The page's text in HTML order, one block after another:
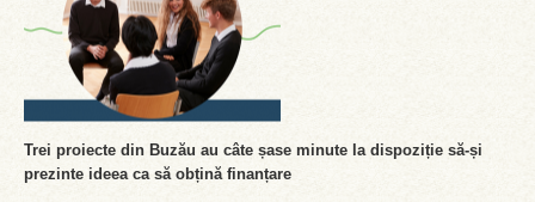
Trei proiecte din Buzău au câte șase minute la dispoziție să-și
prezinte ideea ca să obțină finanțare